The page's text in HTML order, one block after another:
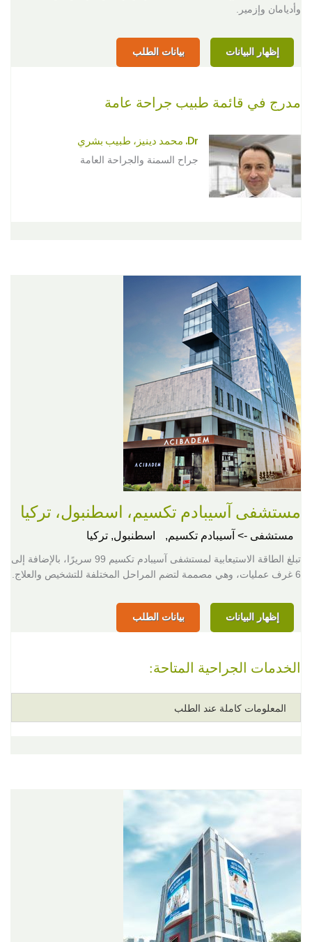
وأديامان وإزمير.
إظهار البيانات بيانات الطلب
مدرج في قائمة طبيب جراحة عامة
Dr. محمد دينيز، طبيب بشري
جراح السمنة والجراحة العامة
مستشفى آسيبادم تكسيم، اسطنبول، تركيا
مستشفى -> آسيبادم تكسيم, اسطنبول, تركيا
تبلغ الطاقة الاستيعابية لمستشفى آسيبادم تكسيم 99 سريرًا، بالإضافة إلى
6 غرف عمليات، وهي مصممة لتضم المراحل المختلفة للتشخيص والعلاج.
إظهار البيانات بيانات الطلب
الخدمات الجراحية المتاحة:
المعلومات كاملة عند الطلب